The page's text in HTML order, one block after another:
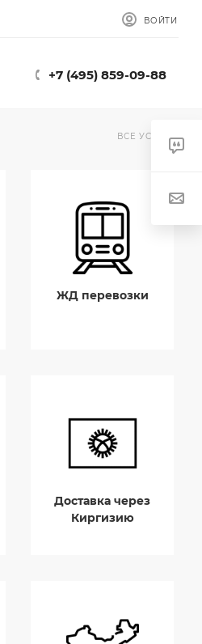
ВОЙТИ
+7 (495) 859-09-88
ВСЕ УСЛУГИ
ЖД перевозки
Доставка через
Киргизию